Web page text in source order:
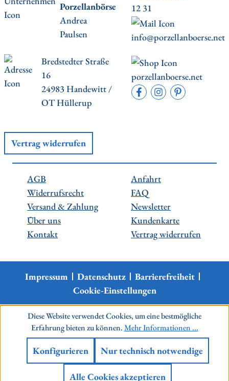
Porzellanbörse
Andrea
Paulsen
12 31
info@porzellanboerse.net
Bredstedter Straße
16
24983 Handewitt /
OT Hüllerup
porzellanboerse.net
Vertrag widerrufen
AGB
Widerrufsrecht
Versand & Zahlung
Über uns
Kontakt
Anfahrt
FAQ
Newsletter
Kundenkarte
Vertrag widerrufen
Impressum Datenschutz
Barrierefreiheit
Cookie-Einstellungen
Diese Website verwendet Cookies, um eine bestmögliche
Erfahrung bieten zu können.Mehr Informationen ...
Nur technisch notwendige
Konfigurieren
Alle Cookies akzeptieren